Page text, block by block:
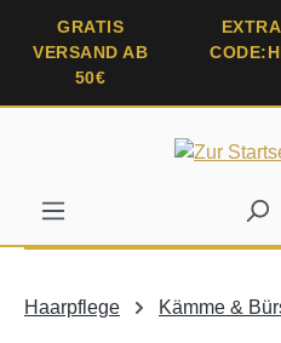
springen
GRATIS
VERSAND AB
50€
Haarpflege Kämme &